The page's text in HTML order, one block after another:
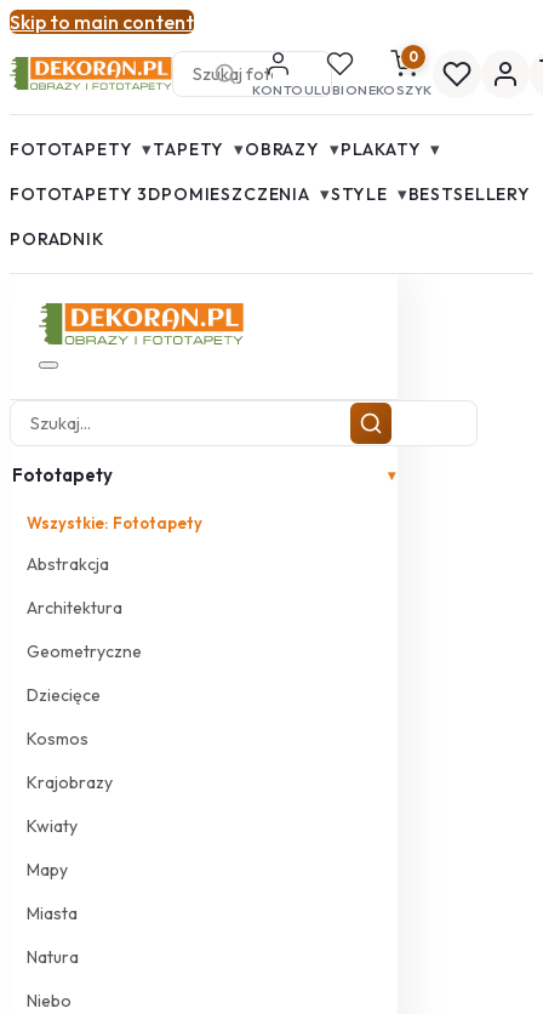
Skip to main content
KONTOULUBIONE
0
KOSZYK
FOTOTAPETY ▾TAPETY ▾OBRAZY ▾PLAKATY ▾
FOTOTAPETY 3DPOMIESZCZENIA ▾STYLE ▾BESTSELLERY
PORADNIK
Fototapety ▾
Wszystkie: Fototapety
Abstrakcja
Architektura
Geometryczne
Dziecięce
Kosmos
Krajobrazy
Kwiaty
Mapy
Miasta
Natura
Niebo